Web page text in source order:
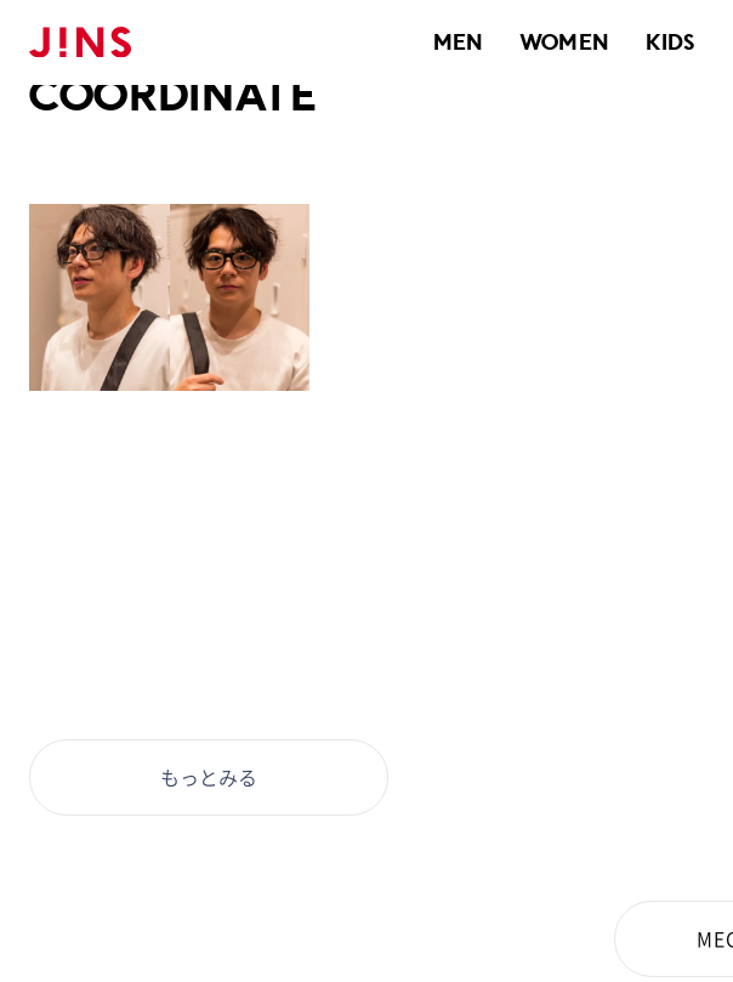
MEN WOMEN KIDS
メガネのJINS TOP
COORDINATE
もっとみる